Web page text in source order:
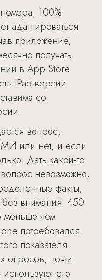
100%
адаптироваться
приложение,
получать
в App Store
iPad-версии
со
вопрос,
или нет, и если
Дать какой-то
вопрос невозможно,
факты,
без внимания. 450
меньше чем
потребовался
показателя.
опросов, почти
его